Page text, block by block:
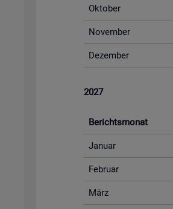
Ok­to­ber
No­vem­ber
De­zem­ber
2027
Be­richts­mo­nat
Ja­nu­ar
Fe­bru­ar
März